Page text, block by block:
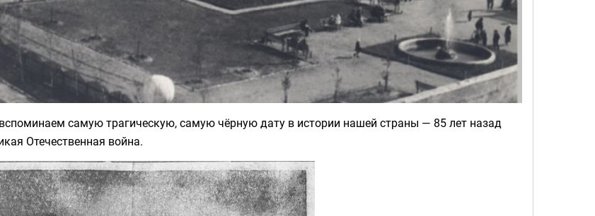
самую трагическую, самую чёрную дату в истории нашей страны — 85 лет назад
Отечественная война.